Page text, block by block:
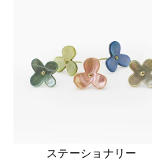
ステーショナリー